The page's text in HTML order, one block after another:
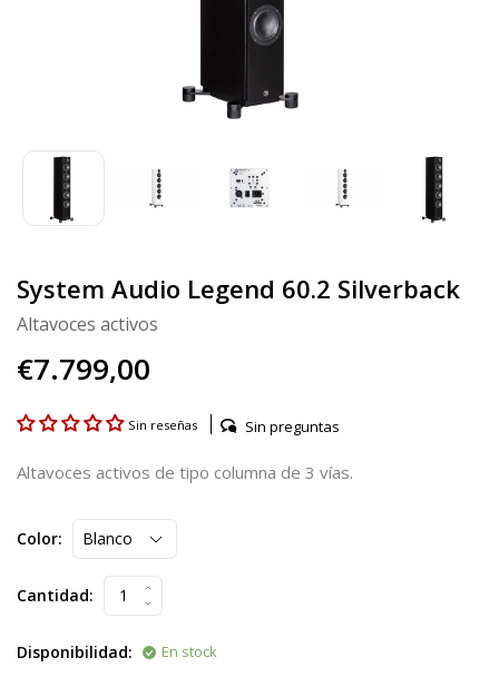
System Audio Legend 60.2 Silverback
Altavoces activos
€7.799,00
Sin reseñas Sin preguntas
Altavoces activos de tipo columna de 3 vías.
Color:
Cantidad:
Disponibilidad: En stock